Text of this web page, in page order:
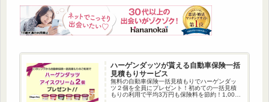
ハーゲンダッツが貰える自動車保険一括
見積もりサービス
無料の自動車保険一括見積もりでハーゲンダッ
ツ２個を全員にプレゼント！初めての一括見積
もりの利用で平均3万円も保険料を節約！1,000